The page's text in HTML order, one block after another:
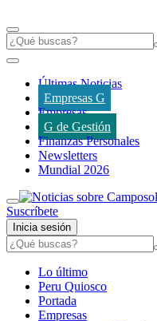
Últimas Noticias
Empresas G
Empresas
G de Gestión
Finanzas Personales
Newsletters
Mundial 2026
Suscríbete
Inicia sesión
Lo último
Peru Quiosco
Portada
Empresas